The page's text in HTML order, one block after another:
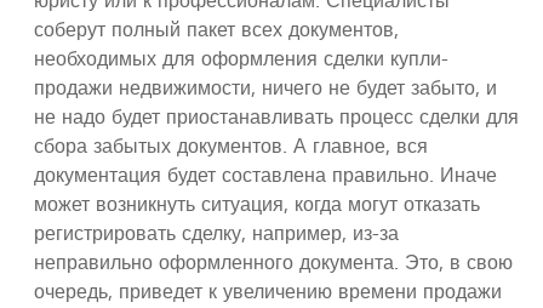
соберут полный пакет всех документов,
необходимых для оформления сделки купли-
продажи недвижимости, ничего не будет забыто, и
не надо будет приостанавливать процесс сделки для
сбора забытых документов. А главное, вся
документация будет составлена правильно. Иначе
может возникнуть ситуация, когда могут отказать
регистрировать сделку, например, из-за
неправильно оформленного документа. Это, в свою
очередь, приведет к увеличению времени продажи